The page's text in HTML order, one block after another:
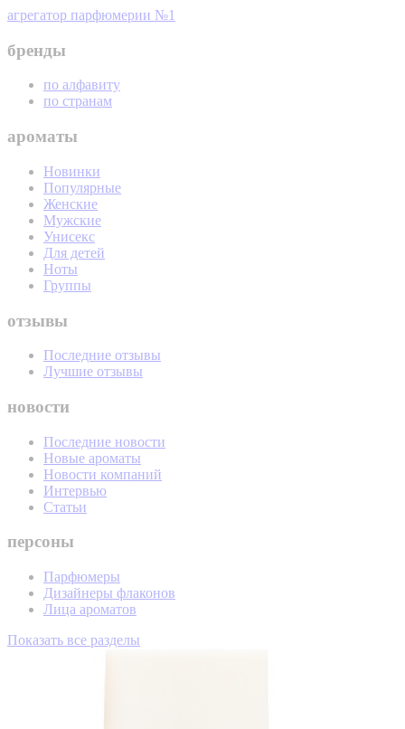
агрегатор парфюмерии №1
бренды
по алфавиту
по странам
ароматы
Новинки
Популярные
Женские
Мужские
Унисекс
Для детей
Ноты
Группы
отзывы
Последние отзывы
Лучшие отзывы
новости
Последние новости
Новые ароматы
Новости компаний
Интервью
Статьи
персоны
Парфюмеры
Дизайнеры флаконов
Лица ароматов
Показать все разделы